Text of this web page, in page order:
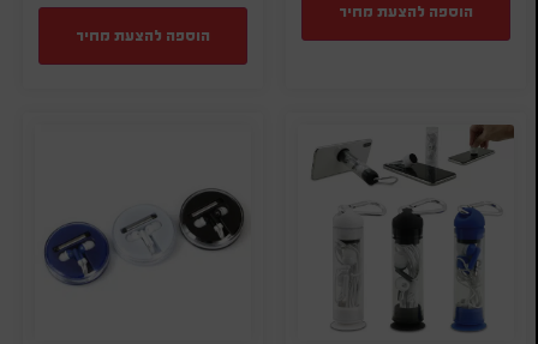
הוספה להצעת מחיר
הוספה להצעת מחיר